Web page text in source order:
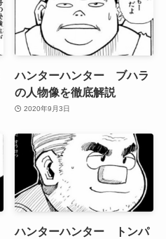
ハンターハンター ブハラ
の人物像を徹底解説
2020年9月3日
ハンターハンター トンパ